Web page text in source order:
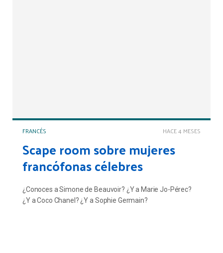
HACE 4 MESES
FRANCÉS
Scape room sobre mujeres
francófonas célebres
¿Conoces a Simone de Beauvoir? ¿Y a Marie Jo-Pérec?
¿Y a Coco Chanel? ¿Y a Sophie Germain?